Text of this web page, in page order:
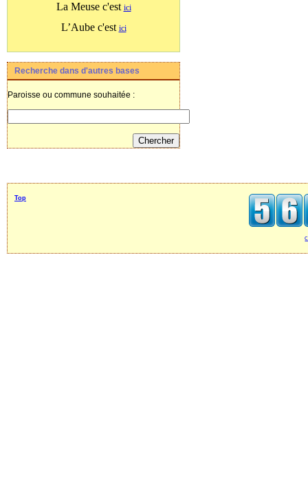
La Meuse c'est ici
L’Aube c'est ici
Recherche dans d'autres bases
Paroisse ou commune souhaitée :
Top